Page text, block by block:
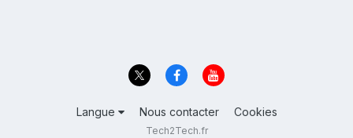
Langue Nous contacter Cookies
Tech2Tech.fr